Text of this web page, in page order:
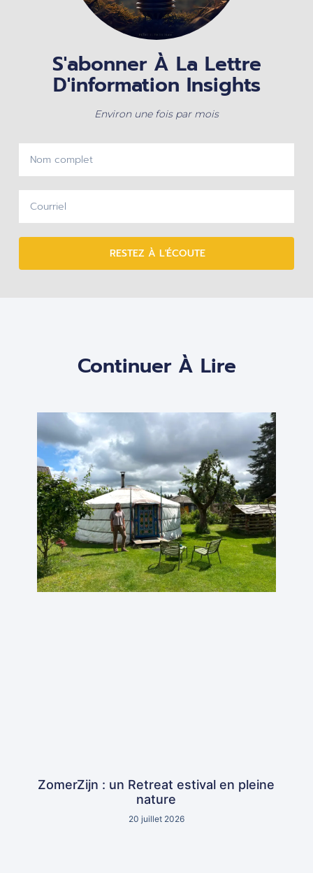
S'abonner À La Lettre
D'information Insights
Environ une fois par mois
RESTEZ À L'ÉCOUTE
Continuer À Lire
ZomerZijn : un Retreat estival en pleine
nature
20 juillet 2026